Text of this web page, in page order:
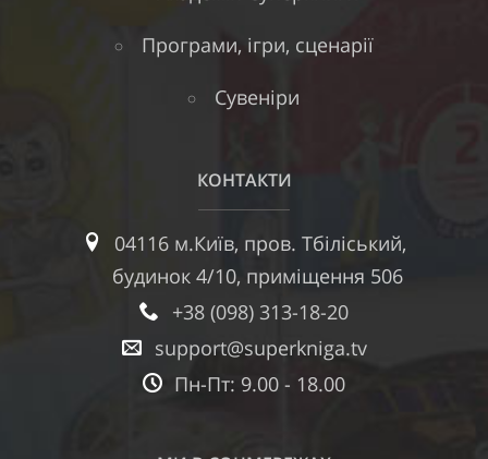
Програми, ігри, сценарії
Сувеніри
КОНТАКТИ
04116 м.Київ, пров. Тбіліський,
будинок 4/10, приміщення 506
+38 (098) 313-18-20
support@superkniga.tv
Пн-Пт: 9.00 - 18.00